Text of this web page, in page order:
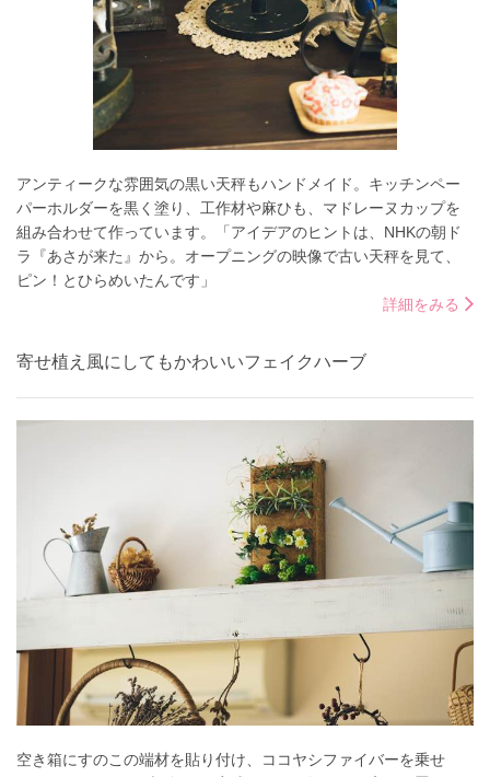
アンティークな雰囲気の黒い天秤もハンドメイド。キッチンペー
パーホルダーを黒く塗り、工作材や麻ひも、マドレーヌカップを
組み合わせて作っています。「アイデアのヒントは、NHKの朝ド
ラ『あさが来た』から。オープニングの映像で古い天秤を見て、
ピン！とひらめいたんです」
詳細をみる
寄せ植え風にしてもかわいいフェイクハーブ
空き箱にすのこの端材を貼り付け、ココヤシファイバーを乗せ